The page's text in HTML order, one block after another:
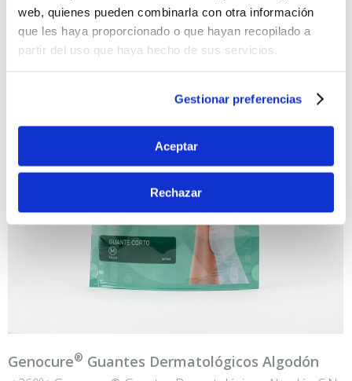
web, quienes pueden combinarla con otra información
que les haya proporcionado o que hayan recopilado a
partir del uso que haya hecho de sus servicios.
Gestionar preferencias
Aceptar
Rechazar
Genocure® Guantes Dermatológicos Algodón